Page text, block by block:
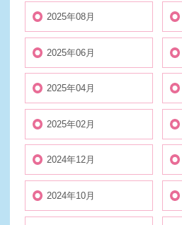
2025年08月
2025年06月
2025年04月
2025年02月
2024年12月
2024年10月